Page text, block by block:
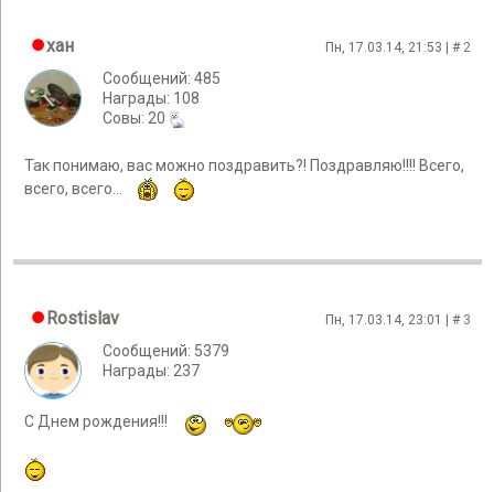
хан Пн, 17.03.14, 21:53 | # 2
Сообщений: 485
Награды: 108
Cовы: 20
Так понимаю, вас можно поздравить?! Поздравляю!!!! Всего,
всего, всего...
Rostislav Пн, 17.03.14, 23:01 | # 3
Сообщений: 5379
Награды: 237
С Днем рождения!!!